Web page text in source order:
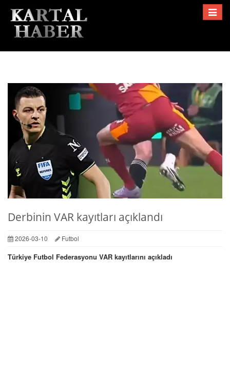
Toggle
Derbinin VAR kayıtları açıklandı
2026-03-10 Futbol
Türkiye Futbol Federasyonu VAR kayıtlarını açıkladı